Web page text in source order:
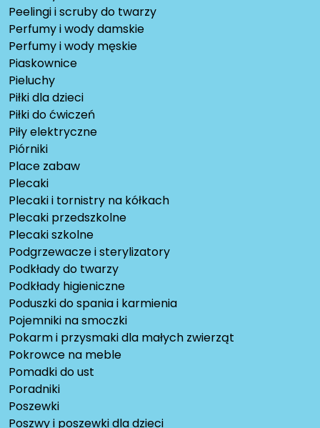
Peelingi i scruby do twarzy
Perfumy i wody damskie
Perfumy i wody męskie
Piaskownice
Pieluchy
Piłki dla dzieci
Piłki do ćwiczeń
Piły elektryczne
Piórniki
Place zabaw
Plecaki
Plecaki i tornistry na kółkach
Plecaki przedszkolne
Plecaki szkolne
Podgrzewacze i sterylizatory
Podkłady do twarzy
Podkłady higieniczne
Poduszki do spania i karmienia
Pojemniki na smoczki
Pokarm i przysmaki dla małych zwierząt
Pokrowce na meble
Pomadki do ust
Poradniki
Poszewki
Poszwy i poszewki dla dzieci